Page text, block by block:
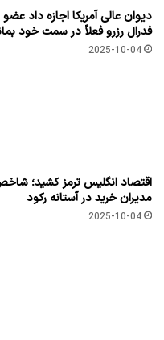
دیوان عالی آمریکا اجازه داد عضو
فدرال رزرو فعلاً در سمت خود
2025-10-04
اقتصاد انگلیس ترمز کشید؛
مدیران خرید در آستانه رکود
2025-10-04